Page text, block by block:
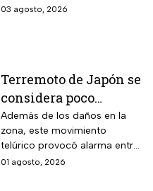
misterios más grandes del
03 agosto, 2026
Terremoto de Japón se
considera poco
común; así lo
explican los expertos
Además de los daños en la
zona, este movimiento
telúrico provocó alarma entre
la comunidad científica
01 agosto, 2026